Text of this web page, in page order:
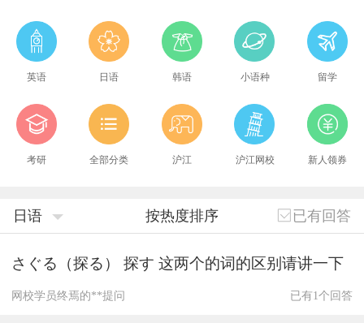
英语 日语 韩语 小语种 留学
考研 全部分类 沪江 沪江网校 新人领券
日语 按热度排序 已有回答
さぐる（探る） 探す 这两个的词的区别请讲一下
网校学员终焉的**提问 已有1个回答